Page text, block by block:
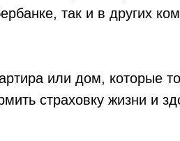
так и в других
или дом, которые
страховку жизни и